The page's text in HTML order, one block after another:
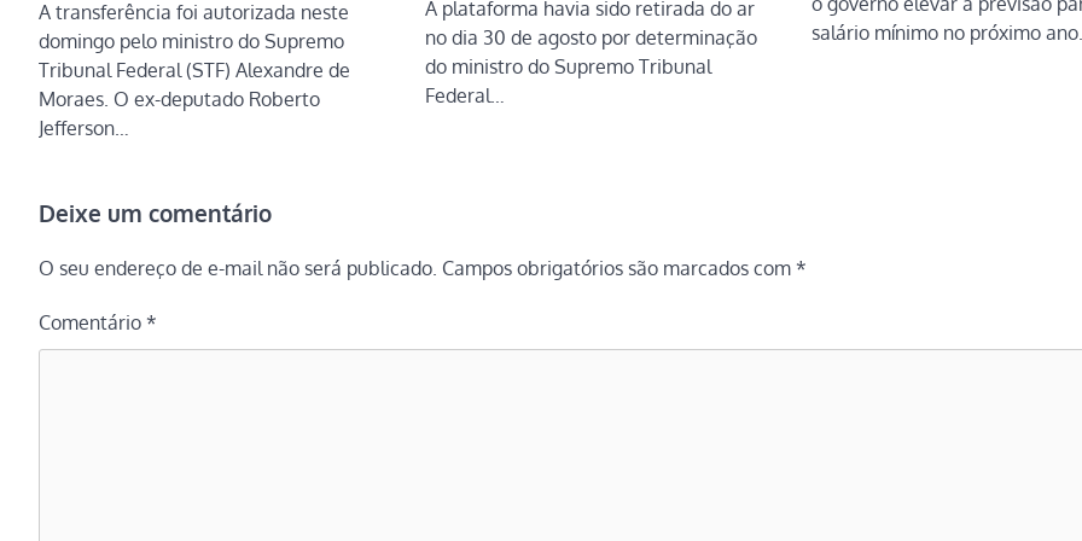
A transferência foi autorizada neste
domingo pelo ministro do Supremo
Tribunal Federal (STF) Alexandre de
Moraes. O ex-deputado Roberto
Jefferson…
A plataforma havia sido retirada do ar
no dia 30 de agosto por determinação
do ministro do Supremo Tribunal
Federal…
salário mínimo no próximo
Deixe um comentário
O seu endereço de e-mail não será publicado. Campos obrigatórios são marcados com *
Comentário *